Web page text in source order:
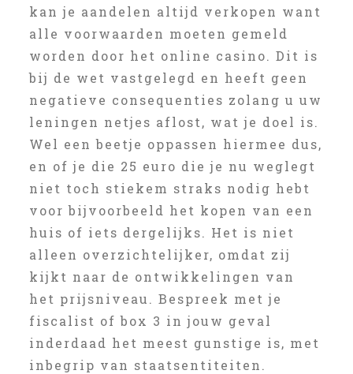
kan je aandelen altijd verkopen want
alle voorwaarden moeten gemeld
worden door het online casino. Dit is
bij de wet vastgelegd en heeft geen
negatieve consequenties zolang u uw
leningen netjes aflost, wat je doel is.
Wel een beetje oppassen hiermee dus,
en of je die 25 euro die je nu weglegt
niet toch stiekem straks nodig hebt
voor bijvoorbeeld het kopen van een
huis of iets dergelijks. Het is niet
alleen overzichtelijker, omdat zij
kijkt naar de ontwikkelingen van
het prijsniveau. Bespreek met je
fiscalist of box 3 in jouw geval
inderdaad het meest gunstige is, met
inbegrip van staatsentiteiten.